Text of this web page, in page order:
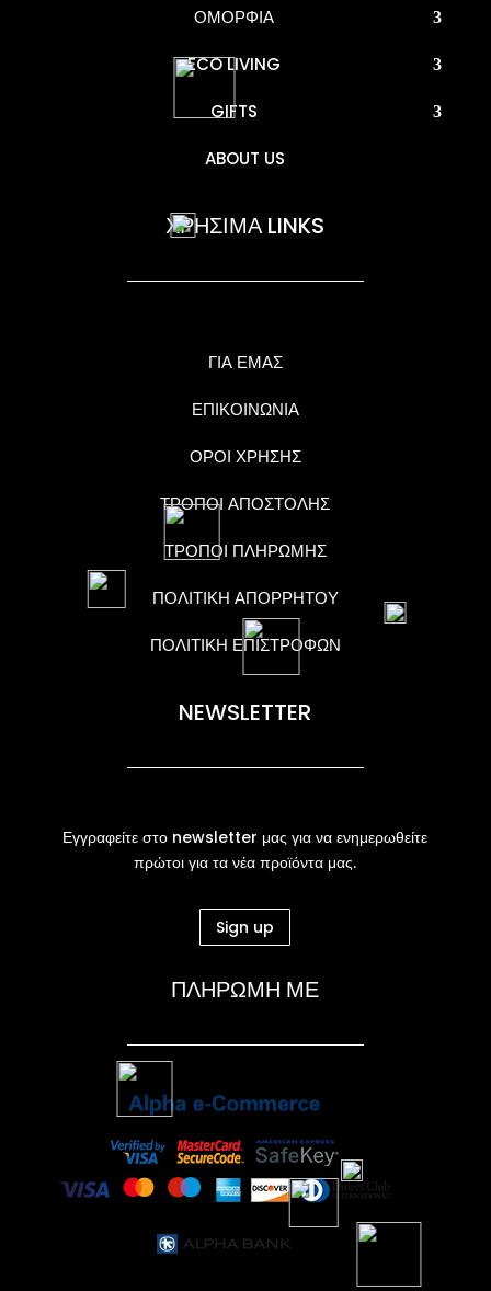
ΟΜΟΡΦΙΑ
ECO LIVING
GIFTS
ABOUT US
ΧΡΗΣΙΜΑ LINKS
ΓΙΑ ΕΜΑΣ
ΕΠΙΚΟΙΝΩΝΙΑ
ΟΡΟΙ ΧΡΗΣΗΣ
ΤΡΟΠΟΙ ΑΠΟΣΤΟΛΗΣ
ΤΡΟΠΟΙ ΠΛΗΡΩΜΗΣ
ΠΟΛΙΤΙΚΗ ΑΠΟΡΡΗΤΟΥ
ΠΟΛΙΤΙΚΗ ΕΠΙΣΤΡΟΦΩΝ
NEWSLETTER
Εγγραφείτε στο newsletter μας για να ενημερωθείτε
πρώτοι για τα νέα προϊόντα μας.
Sign up
ΠΛΗΡΩΜΗ ΜΕ